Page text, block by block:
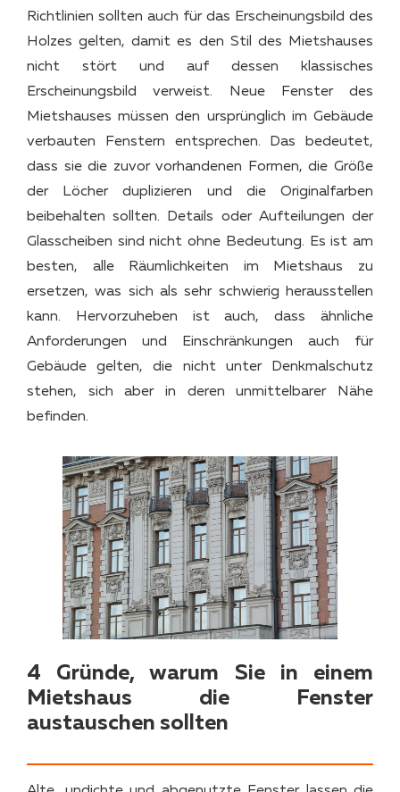
Richtlinien sollten auch für das Erscheinungsbild des
Holzes gelten, damit es den Stil des Mietshauses
nicht stört und auf dessen klassisches
Erscheinungsbild verweist. Neue Fenster des
Mietshauses müssen den ursprünglich im Gebäude
verbauten Fenstern entsprechen. Das bedeutet,
dass sie die zuvor vorhandenen Formen, die Größe
der Löcher duplizieren und die Originalfarben
beibehalten sollten. Details oder Aufteilungen der
Glasscheiben sind nicht ohne Bedeutung. Es ist am
besten, alle Räumlichkeiten im Mietshaus zu
ersetzen, was sich als sehr schwierig herausstellen
kann. Hervorzuheben ist auch, dass ähnliche
Anforderungen und Einschränkungen auch für
Gebäude gelten, die nicht unter Denkmalschutz
stehen, sich aber in deren unmittelbarer Nähe
befinden.
4 Gründe, warum Sie in einem
Mietshaus die Fenster
austauschen sollten